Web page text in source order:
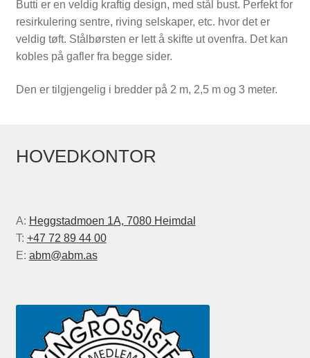
Butti er en veldig kraftig design, med stål bust. Perfekt for
resirkulering sentre, riving selskaper, etc. hvor det er
veldig tøft. Stålbørsten er lett å skifte ut ovenfra. Det kan
kobles på gafler fra begge sider.
Den er tilgjengelig i bredder på 2 m, 2,5 m og 3 meter.
HOVEDKONTOR
A: Heggstadmoen 1A, 7080 Heimdal
T: +47 72 89 44 00
E: abm@abm.as